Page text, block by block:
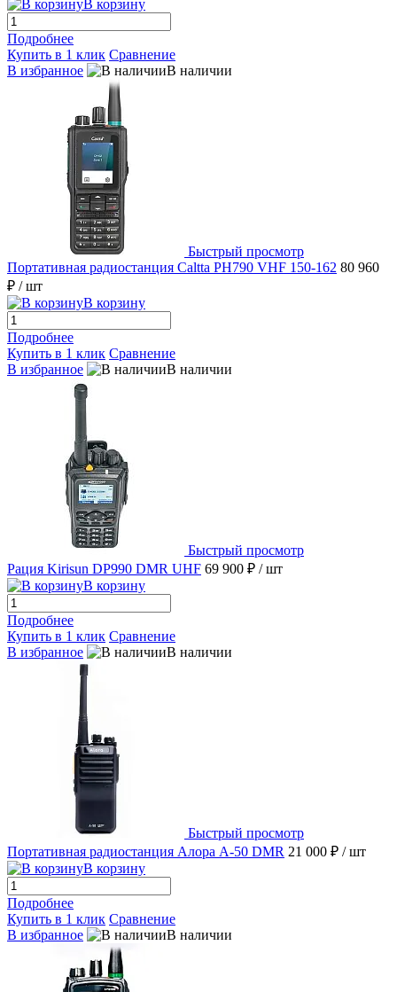
В корзину
Подробнее
Купить в 1 клик Сравнение
В избранное
В наличии
Быстрый просмотр
Портативная радиостанция Caltta PH790 VHF 150-162 80 960
₽ / шт
В корзину
Подробнее
Купить в 1 клик Сравнение
В избранное
В наличии
Быстрый просмотр
Рация Kirisun DP990 DMR UHF 69 900 ₽ / шт
В корзину
Подробнее
Купить в 1 клик Сравнение
В избранное
В наличии
Быстрый просмотр
Портативная радиостанция Алора А-50 DMR 21 000 ₽ / шт
В корзину
Подробнее
Купить в 1 клик Сравнение
В избранное
В наличии